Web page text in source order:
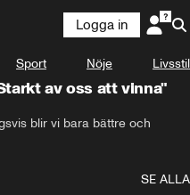
Logga in
Sport Nöje Livsstil
av oss att vinna"
blir vi bara bättre och
SE ALLA